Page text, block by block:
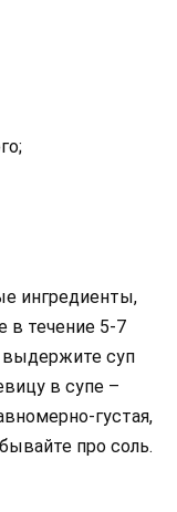
ингредиенты,
в течение 5-7
выдержите суп
в супе –
густая,
про соль.